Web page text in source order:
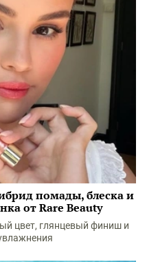
помады, блеска и
от Rare Beauty
цвет, глянцевый финиш и